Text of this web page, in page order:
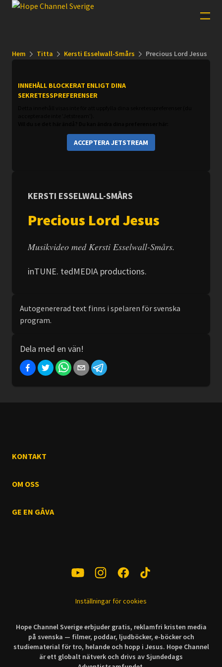
Hem Titta Kersti Esselwall-Smårs Precious Lord Jesus
INNEHÅLL BLOCKERAT ENLIGT DINA
SEKRETESSPREFERENSER
ACCEPTERA JETSTREAM
KERSTI ESSELWALL-SMÅRS
Precious Lord Jesus
Musikvideo med Kersti Esselwall-Smårs.
inTUNE. tedMEDIA productions.
Autogenererad text finns i spelaren för svenska
program.
Dela med en vän!
KONTAKT
OM OSS
GE EN GÅVA
Inställningar för cookies
Hope Channel Sverige erbjuder gratis, reklamfri kristen media
på svenska — filmer, poddar, ljudböcker, e-böcker och
studiematerial för tro, helande och hopp i Jesus. Hope Channel
är ett globalt nätverk och drivs av Sjundedags